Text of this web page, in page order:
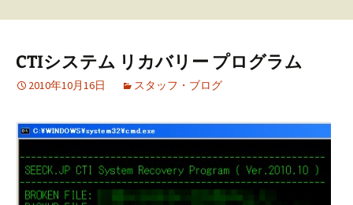
CTIシステム リカバリー プログラム
2010年10月16日 スタッフ・ブログ